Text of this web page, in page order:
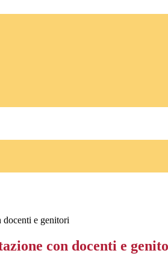
e genitori
con docenti e